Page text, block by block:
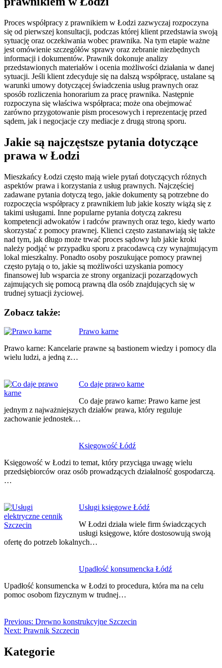
Proces współpracy z prawnikiem w Łodzi zazwyczaj rozpoczyna
się od pierwszej konsultacji, podczas której klient przedstawia swoją
sytuację oraz oczekiwania wobec prawnika. Na tym etapie ważne
jest omówienie szczegółów sprawy oraz zebranie niezbędnych
informacji i dokumentów. Prawnik dokonuje analizy
przedstawionych materiałów i ocenia możliwości działania w danej
sytuacji. Jeśli klient zdecyduje się na dalszą współpracę, ustalane są
warunki umowy dotyczącej świadczenia usług prawnych oraz
sposób rozliczenia honorarium za pracę prawnika. Następnie
rozpoczyna się właściwa współpraca; może ona obejmować
zarówno przygotowanie pism procesowych i reprezentację przed
sądem, jak i negocjacje czy mediacje z drugą stroną sporu.
Jakie są najczęstsze pytania dotyczące
prawa w Łodzi
Mieszkańcy Łodzi często mają wiele pytań dotyczących różnych
aspektów prawa i korzystania z usług prawnych. Najczęściej
zadawane pytania dotyczą tego, jakie dokumenty są potrzebne do
rozpoczęcia współpracy z prawnikiem lub jakie koszty wiążą się z
takimi usługami. Inne popularne pytania dotyczą zakresu
kompetencji adwokatów i radców prawnych oraz tego, kiedy warto
skorzystać z pomocy prawnej. Klienci często zastanawiają się także
nad tym, jak długo może trwać proces sądowy lub jakie kroki
należy podjąć w przypadku sporu z pracodawcą czy wynajmującym
lokal mieszkalny. Ponadto osoby poszukujące pomocy prawnej
często pytają o to, jakie są możliwości uzyskania pomocy
finansowej lub wsparcia ze strony organizacji pozarządowych
zajmujących się pomocą prawną dla osób znajdujących się w
trudnej sytuacji życiowej.
Zobacz także:
Prawo karne
Prawo karne: Kancelarie prawne są bastionem wiedzy i pomocy dla
wielu ludzi, a jedną z…
Co daje prawo karne
Co daje prawo karne: Prawo karne jest
jednym z najważniejszych działów prawa, który reguluje
zachowanie jednostek…
Księgowość Łódź
Księgowość w Łodzi to temat, który przyciąga uwagę wielu
przedsiębiorców oraz osób prowadzących działalność gospodarczą.
…
Usługi księgowe Łódź
W Łodzi działa wiele firm świadczących
usługi księgowe, które dostosowują swoją
ofertę do potrzeb lokalnych…
Upadłość konsumencka Łódź
Upadłość konsumencka w Łodzi to procedura, która ma na celu
pomoc osobom fizycznym w trudnej…
Nawigacja
wpisu
Previous: Drewno konstrukcyjne Szczecin
Next: Prawnik Szczecin
Kategorie